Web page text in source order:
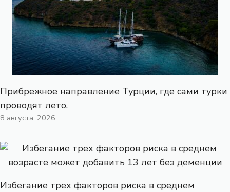
Прибрежное направление Турции, где сами турки
проводят лето.
8 августа, 2026
Избегание трех факторов риска в среднем